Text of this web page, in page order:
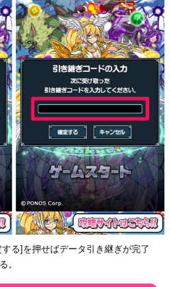
る]を押せばデータ引き継ぎが完了
。